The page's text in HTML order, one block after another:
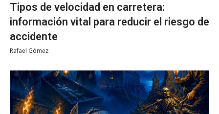
Tipos de velocidad en carretera:
información vital para reducir el riesgo de
accidente
Rafael Gómez